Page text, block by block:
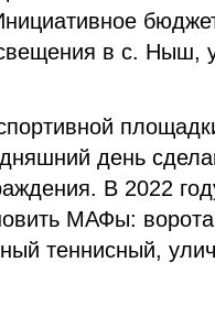
в с. Ныш,
день
В 2022
МАФы:
теннисный,